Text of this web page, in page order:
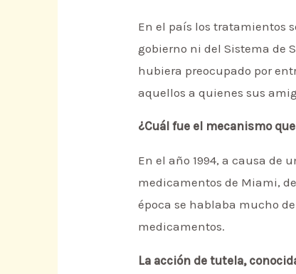
En el país los tratamientos
gobierno ni del Sistema de
hubiera preocupado por
aquellos a quienes sus
¿Cuál fue el mecanismo
En el año 1994, a causa de
medicamentos de Miami,
época se hablaba mucho
medicamentos.
La acción de tutela,